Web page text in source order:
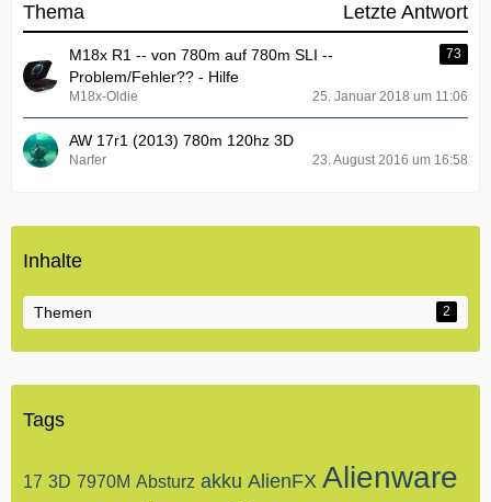
Thema Letzte Antwort
M18x R1 -- von 780m auf 780m SLI --
Problem/Fehler?? - Hilfe
73
M18x-Oldie 25. Januar 2018 um 11:06
AW 17r1 (2013) 780m 120hz 3D
Narfer 23. August 2016 um 16:58
Inhalte
Themen 2
Tags
17 3D 7970M Absturz akku AlienFX Alienware